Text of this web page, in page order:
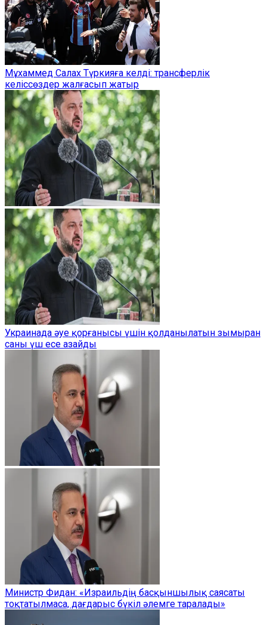
Мұхаммед Салах Түркияға келді: трансферлік
келіссөздер жалғасып жатыр
Украинада әуе қорғанысы үшін қолданылатын зымыран
саны үш есе азайды
Министр Фидан: «Израильдің басқыншылық саясаты
тоқтатылмаса, дағдарыс бүкіл әлемге таралады»